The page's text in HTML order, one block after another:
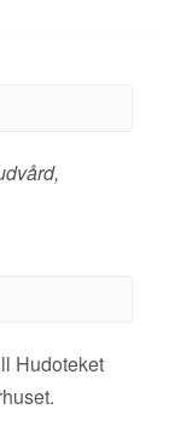
Hudoteket